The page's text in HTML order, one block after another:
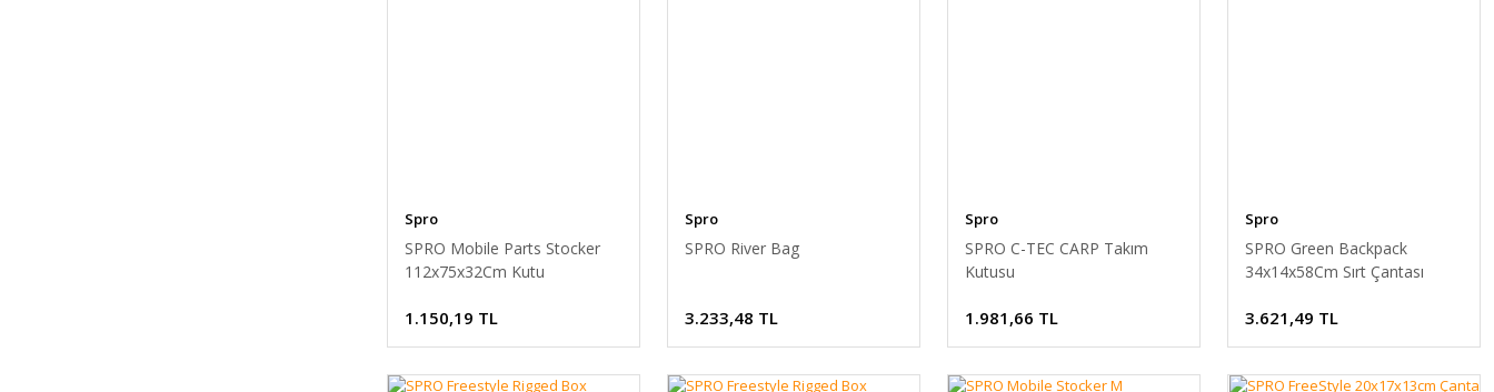
Spro
SPRO Mobile Parts Stocker
112x75x32Cm Kutu
1.150,19 TL
Spro
SPRO River Bag
3.233,48 TL
Spro
SPRO C-TEC CARP Takım
Kutusu
1.981,66 TL
Spro
SPRO Green Backpack
34x14x58Cm Sırt Çantası
3.621,49 TL